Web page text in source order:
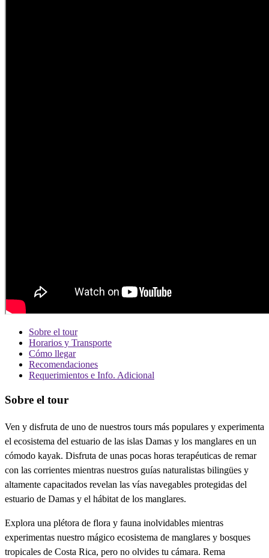
Sobre el tour
Horarios y Transporte
Cómo llegar
Recomendaciones
Requerimientos e Info. Adicional
Sobre el tour
Ven y disfruta de uno de nuestros tours más populares y experimenta
el ecosistema del estuario de las islas Damas y los manglares en un
cómodo kayak. Disfruta de unas pocas horas terapéuticas de remar
con las corrientes mientras nuestros guías naturalistas bilingües y
altamente capacitados revelan las vías navegables protegidas del
estuario de Damas y el hábitat de los manglares.
Explora una plétora de flora y fauna inolvidables mientras
experimentas nuestro mágico ecosistema de manglares y bosques
tropicales de Costa Rica, pero no olvides tu cámara. Rema